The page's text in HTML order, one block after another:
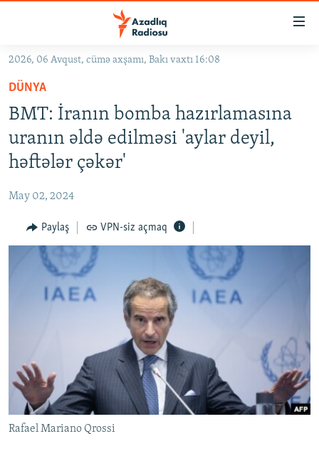
Əsas
qayıt
Əsas
qayıt
Axtarışa
KORRUPSIOMETR
#ƏSLINDƏ
QANUNI DOĞRU
ARAŞDIRMA
MULTIMEDIA
RADIO ARXIV
AZƏRBAYCAN ƏDƏBIYYATI KITABXANASI
İSLAM VƏ DEMOKRATIYA
İZ - MƏDƏNIYYƏT PROQRAMI
HAQQIMIZDA
PEŞƏ ETIKASI VƏ JURNALISTIKA STANDARTLARIMIZ
MATERIALLARIMIZDAN ISTIFADƏ
AZADLIQRADIOSU MOBIL TELEFONUNUZDA
BIZIMLƏ ƏLAQƏ
RFE/RL-in bütün saytları
2026, 06 Avqust, cümə axşamı, Bakı vaxtı 16:08
DÜNYA
BMT: İranın bomba hazırlamasına
uranın əldə edilməsi 'aylar deyil,
həftələr çəkər'
May 02, 2024
Paylaş VPN-siz açmaq
Rafael Mariano Qrossi